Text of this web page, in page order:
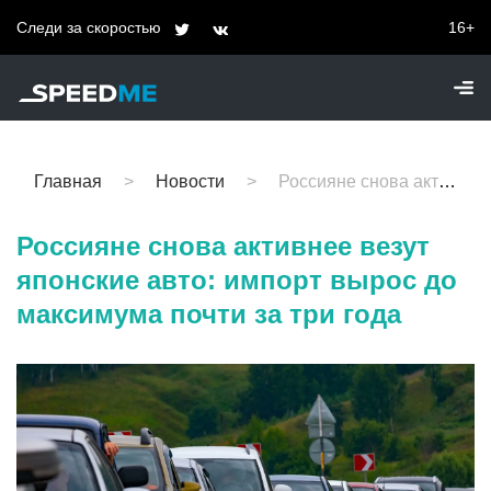
Следи за скоростью 16+
Главная Новости Россияне снова активнее везут японские авто: импорт вырос до максимума почти за три года
Россияне снова активнее везут
японские авто: импорт вырос до
максимума почти за три года